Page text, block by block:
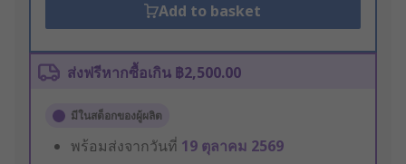
Add to basket
ส่งฟรีหากซื้อเกิน ฿2,500.00
มีในสต็อกของผู้ผลิต
พร้อมส่งจากวันที่ 19 ตุลาคม 2569